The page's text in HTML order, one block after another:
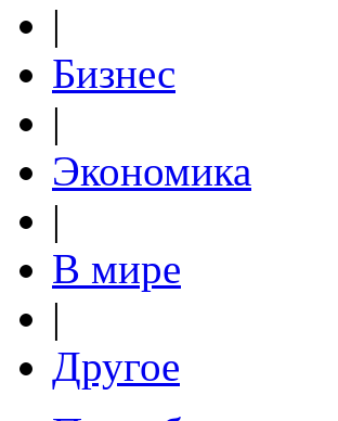
|
Бизнес
|
Экономика
|
В мире
|
Другое